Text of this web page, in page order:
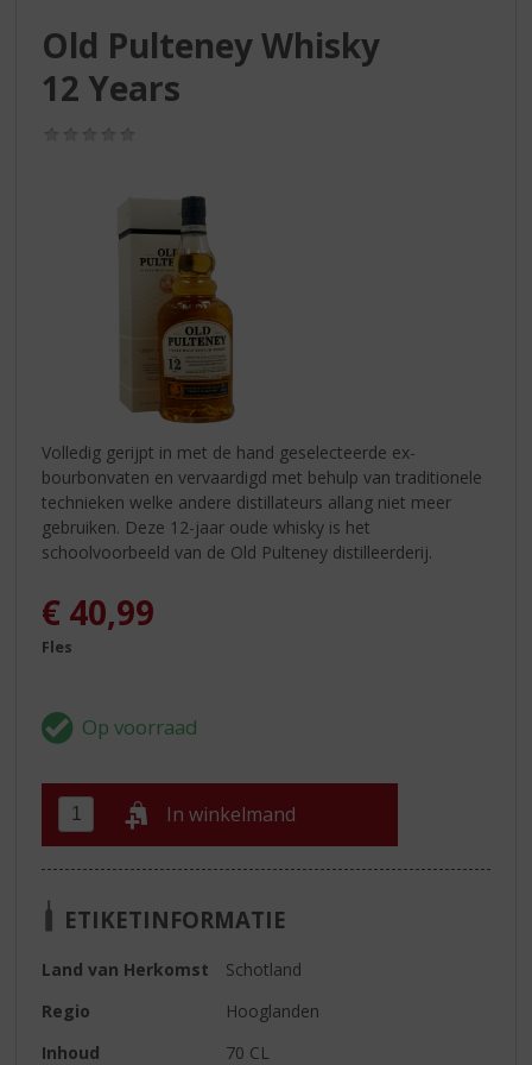
Old Pulteney Whisky
12 Years
Volledig gerijpt in met de hand geselecteerde ex-
bourbonvaten en vervaardigd met behulp van traditionele
technieken welke andere distillateurs allang niet meer
gebruiken. Deze 12-jaar oude whisky is het
schoolvoorbeeld van de Old Pulteney distilleerderij.
€ 40,99
Fles
In winkelmand
ETIKETINFORMATIE
Land van Herkomst
Schotland
Regio
Hooglanden
Inhoud
70 CL